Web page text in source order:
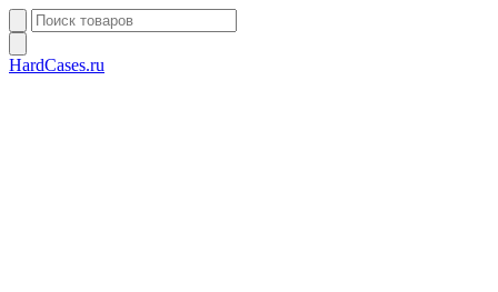
HardCases.ru